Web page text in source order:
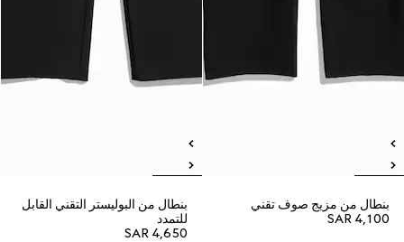
بنطال من مزيج صوف تقني
SAR 4,100
بنطال من البوليستر التقني القابل
للتمدد
SAR 4,650